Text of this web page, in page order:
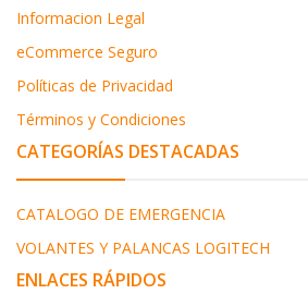
Informacion Legal
eCommerce Seguro
Políticas de Privacidad
Términos y Condiciones
CATEGORÍAS DESTACADAS
CATALOGO DE EMERGENCIA
VOLANTES Y PALANCAS LOGITECH
ENLACES RÁPIDOS